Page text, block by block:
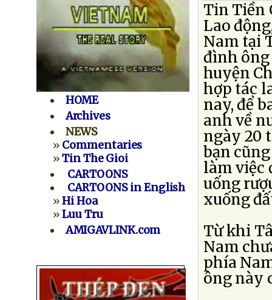
HOME
Archives
NEWS
» Commentaries
»Tin The Gioi
CARTOONS
CARTOONS in English
»Hi Hoa
»Luu Tru
AMIGAVLINK.com
Tin Tiền
Lao
Nam tại
đình ông
huyện
hợp tác
nay, để
anh về
ngày 20
bạn
làm việc
uống
xuống
Từ khi
Nam
phía
ông này